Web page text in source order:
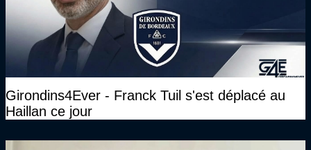
Girondins4Ever - Franck Tuil s'est déplacé au
Haillan ce jour